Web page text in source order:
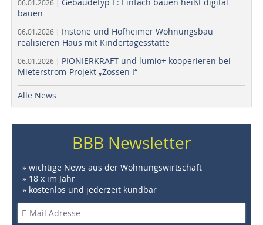
06.01.2026 |
bauen
06.01.2026 | Instone und Hofheimer Wohnungsbau
realisieren Haus mit Kindertagesstätte
06.01.2026 | PIONIERKRAFT und lumio+ kooperieren bei
Mieterstrom-Projekt „Zossen I“
Alle News
BBB Newsletter
» wichtige News aus der Wohnungswirtschaft
» 18 x im Jahr
» kostenlos und jederzeit kündbar